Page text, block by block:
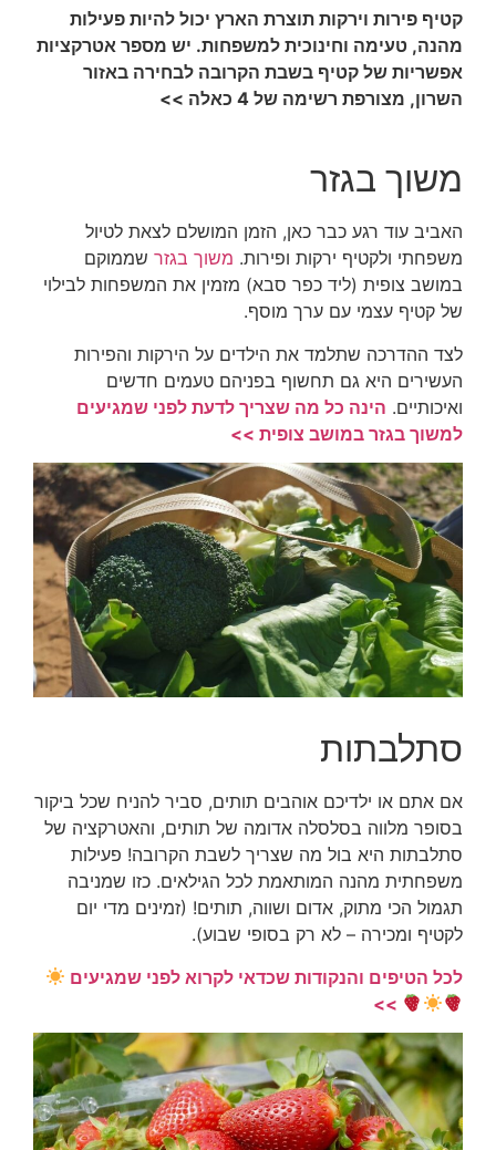
קטיף פירות וירקות תוצרת הארץ יכול להיות פעילות
מהנה, טעימה וחינוכית למשפחות. יש מספר אטרקציות
אפשריות של קטיף בשבת הקרובה לבחירה באזור
השרון, מצורפת רשימה של 4 כאלה >>
משוך בגזר
האביב עוד רגע כבר כאן, הזמן המושלם לצאת לטיול
משפחתי ולקטיף ירקות ופירות. משוך בגזר שממוקם
במושב צופית (ליד כפר סבא) מזמין את המשפחות לבילוי
של קטיף עצמי עם ערך מוסף.
לצד ההדרכה שתלמד את הילדים על הירקות והפירות
העשירים היא גם תחשוף בפניהם טעמים חדשים
ואיכותיים. הינה כל מה שצריך לדעת לפני שמגיעים
למשוך בגזר במושב צופית >>
סתלבתות
אם אתם או ילדיכם אוהבים תותים, סביר להניח שכל ביקור
בסופר מלווה בסלסלה אדומה של תותים, והאטרקציה של
סתלבתות היא בול מה שצריך לשבת הקרובה! פעילות
משפחתית מהנה המותאמת לכל הגילאים. כזו שמניבה
תגמול הכי מתוק, אדום ושווה, תותים! (זמינים מדי יום
לקטיף ומכירה – לא רק בסופי שבוע).
לכל הטיפים והנקודות שכדאי לקרוא לפני שמגיעים
>>